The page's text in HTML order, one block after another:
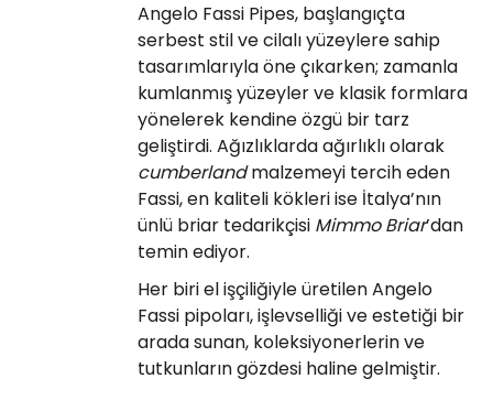
Prince
Tankard
Angelo Fassi Pipes, başlangıçta
serbest stil ve cilalı yüzeylere sahip
tasarımlarıyla öne çıkarken; zamanla
kumlanmış yüzeyler ve klasik formlara
yönelerek kendine özgü bir tarz
geliştirdi. Ağızlıklarda ağırlıklı olarak
cumberlandmalzemeyi tercih eden
Fassi, en kaliteli kökleri ise İtalya’nın
ünlü briar tedarikçisi Mimmo Briar’dan
temin ediyor.
Her biri el işçiliğiyle üretilen Angelo
Fassi pipoları, işlevselliği ve estetiği bir
arada sunan, koleksiyonerlerin ve
tutkunların gözdesi haline gelmiştir.